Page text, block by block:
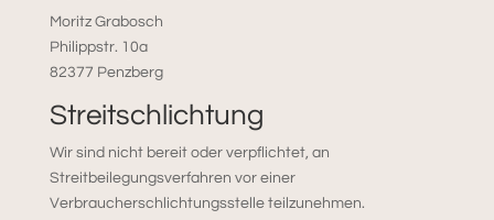
Moritz Grabosch
Philippstr. 10a
82377 Penzberg
Streitschlichtung
Wir sind nicht bereit oder verpflichtet, an
Streitbeilegungsverfahren vor einer
Verbraucherschlichtungsstelle teilzunehmen.